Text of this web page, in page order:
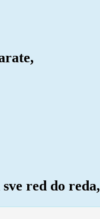
red do reda,